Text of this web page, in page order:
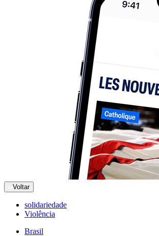
Voltar
solidariedade
Violência
Brasil